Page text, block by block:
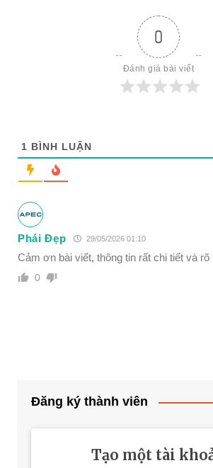
0
Đánh giá bài viết
1 BÌNH LUẬN
Phái Đẹp 29/05/2026 01:10
Cảm ơn bài viết, thông tin rất chi tiết và rõ
0
Đăng ký thành viên
Tạo một tài